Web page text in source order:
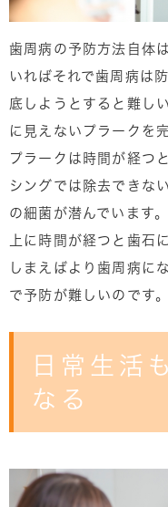
歯周病の予防方法自体
いればそれで歯周病は
底しようとすると難し
に見えないプラークを
プラークは時間が経つ
シングでは除去できな
の細菌が潜んでいます
上に時間が経つと歯石
しまえばより歯周病に
で予防が難しいのです。
日常生活
なる